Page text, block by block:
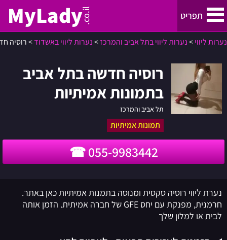
תפריט MyLady.co.il
נערות ליווי
נערות ליווי בתל אביב והמרכז
נערות ליווי בחיפה, קריות והצפון
ירושלים
באר שבע
נערות ליווי>נערות ליווי בתל אביב והמרכז>נערות ליווי באשדוד>רוסיה
רוסיה חדשה בתל אביב
בתמונות אמיתיות
תל אביב והמרכז
תמונות אמיתיות
055-9983442
נערת ליווי רוסיה סקסית ומנוסה בתמנות אמיתיות כאן באתר.
חרמנית, מפנקת עם יחס GFE של חברה אמיתית. הזמן אותה
לבית או למלון שלך